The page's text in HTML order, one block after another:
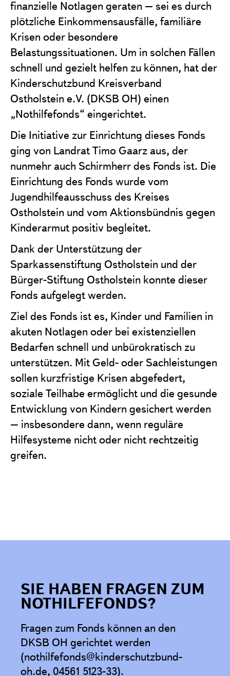
finanzielle Notlagen geraten – sei es durch
plötzliche Einkommensausfälle, familiäre
Krisen oder besondere
Belastungssituationen. Um in solchen Fällen
schnell und gezielt helfen zu können, hat der
Kinderschutzbund Kreisverband
Ostholstein e.V. (DKSB OH) einen
„Nothilfefonds“ eingerichtet.
Die Initiative zur Einrichtung dieses Fonds
ging von Landrat Timo Gaarz aus, der
nunmehr auch Schirmherr des Fonds ist. Die
Einrichtung des Fonds wurde vom
Jugendhilfeausschuss des Kreises
Ostholstein und vom Aktionsbündnis gegen
Kinderarmut positiv begleitet.
Dank der Unterstützung der
Sparkassenstiftung Ostholstein und der
Bürger-Stiftung Ostholstein konnte dieser
Fonds aufgelegt werden.
Ziel des Fonds ist es, Kinder und Familien in
akuten Notlagen oder bei existenziellen
Bedarfen schnell und unbürokratisch zu
unterstützen. Mit Geld- oder Sachleistungen
sollen kurzfristige Krisen abgefedert,
soziale Teilhabe ermöglicht und die gesunde
Entwicklung von Kindern gesichert werden
– insbesondere dann, wenn reguläre
Hilfesysteme nicht oder nicht rechtzeitig
greifen.
SIE HABEN FRAGEN ZUM
NOTHILFEFONDS?
Fragen zum Fonds können an den
DKSB OH gerichtet werden
(nothilfefonds@kinderschutzbund-
oh.de, 04561 5123-33).